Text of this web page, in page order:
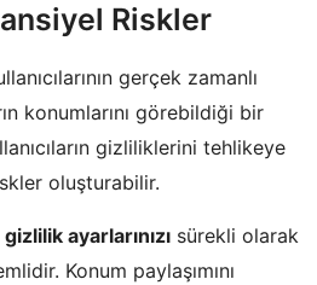
Riskler
gerçek zamanlı
konumlarını görebildiği bir
gizliliklerini tehlikeye
oluşturabilir.
gizlilik ayarlarınızı sürekli olarak
Konum paylaşımını